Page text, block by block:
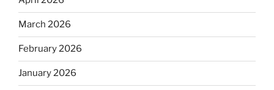
March 2026
February 2026
January 2026